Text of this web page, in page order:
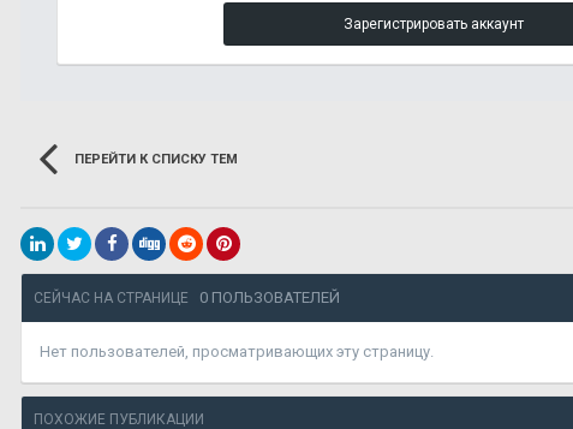
Зарегистрировать аккаунт
ПЕРЕЙТИ К СПИСКУ ТЕМ
СЕЙЧАС НА СТРАНИЦЕ 0 ПОЛЬЗОВАТЕЛЕЙ
Нет пользователей, просматривающих эту страницу.
ПОХОЖИЕ ПУБЛИКАЦИИ